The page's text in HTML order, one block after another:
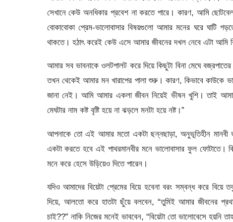
সেখানে কেউ অনধিকার প্রবেশ না করতে পারে। কারণ, আমি
বোকাবোকা প্রেম-ভালোবাসার বিষয়গুলো আমার মনের ঘরে ঘাটি
থাকতে। হঠাৎ করেই কেউ এসে আমার জীবনের দখল নেবে এটা আমি
আমার সব ভাবনাকে ওলটপালট করে দিয়ে কিছুটা বিনা মেঘে
তখন থেকেই আমার মন খারাপের পালা শুরু। কারণ, কিভাবে কাউকে
জানা নেই। আমি আমার একলা জীবন নিয়েই ভীষন খুশি। তাই
মেঘটার নাম কষ্ট বৃষ্টি হয়ে না ঝড়লে মনটা হয়ে নষ্ট।”
আপনাকে তো এই আমার মতো একটা ছন্নছাড়া, অনুভূতিহীন মানবী
একটা করতে হবে এই পাথরমানবীর মনে ভালোবাসার ফুল
মনে করে হেসে উড়িয়েও দিতে পারেন।
যদিও আমাদের বিয়েটা প্রেমের বিয়ে হবেনা বরং সম্বন্ধ করে
দিয়ে, আলতো করে হাতটা ছুঁয়ে বলবেন, “তুমিই আমার জীবনের
চাই??” নাকি নিজের মনেই ভাববেন, “বিয়েটা তো ভালোবেসে হয়নি